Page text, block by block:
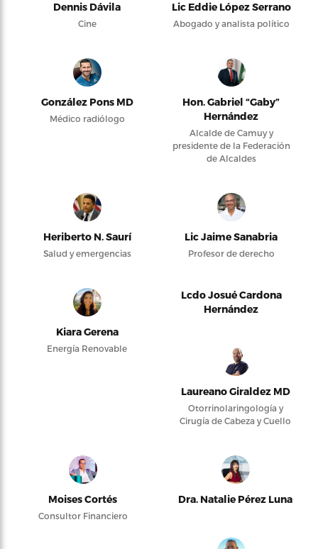
Dennis Dávila
Cine
Lic Eddie López Serrano
Abogado y analista político
González Pons MD
Médico radiólogo
Hon. Gabriel “Gaby”
Hernández
Alcalde de Camuy y
presidente de la Federación
de Alcaldes
Heriberto N. Saurí
Salud y emergencias
Lic Jaime Sanabria
Profesor de derecho
Kiara Gerena
Energía Renovable
Lcdo Josué Cardona
Hernández
Laureano Giraldez MD
Otorrinolaringología y
Cirugía de Cabeza y Cuello
Moises Cortés
Consultor Financiero
Dra. Natalie Pérez Luna